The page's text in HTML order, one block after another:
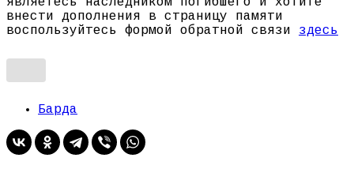
внести дополнения в страницу памяти
воспользуйтесь формой обратной связи здесь
Барда